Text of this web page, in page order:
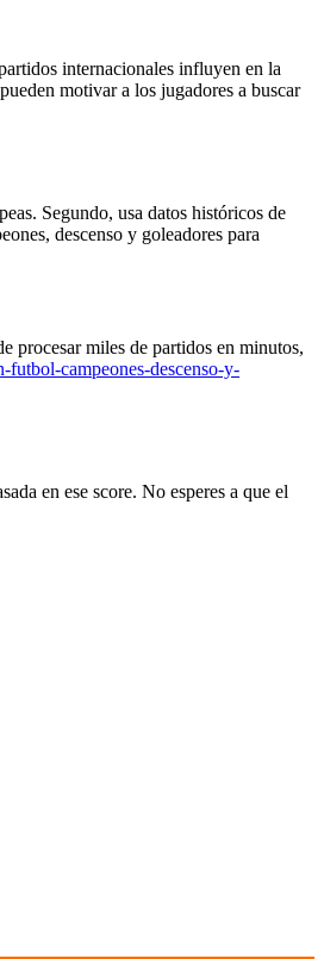
internacionales influyen en la
motivar a los jugadores a buscar
Segundo, usa datos históricos de
descenso y goleadores para
procesar miles de partidos en minutos,
futbol-campeones-descenso-y-
en ese score. No esperes a que el